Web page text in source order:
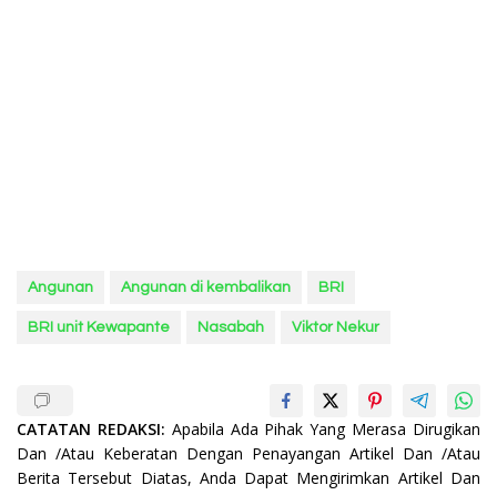
Angunan Angunan di kembalikan BRI
BRI unit Kewapante Nasabah Viktor Nekur
CATATAN REDAKSI: Apabila Ada Pihak Yang Merasa Dirugikan
Dan /Atau Keberatan Dengan Penayangan Artikel Dan /Atau
Berita Tersebut Diatas, Anda Dapat Mengirimkan Artikel Dan